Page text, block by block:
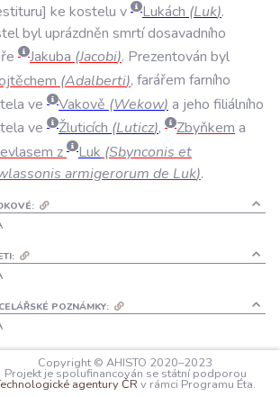
ke kostelu v Lukách (Luk).
byluprázdněn smrtídosavadního
Jakuba (Jacobi). Prezentován byl
(Adalberti), farářem farního
ve Vakově (Wekow) a jeho filiálního
ve Žluticích (Luticz), Zbyňkem a
z Luk (Sbynconis et
armigerorum de Luk).
POZNÁMKY:
Copyright © AHISTO 2020–2023
Projekt je spolufinancován se státní podporou
agentury ČR v rámci Programu Éta.